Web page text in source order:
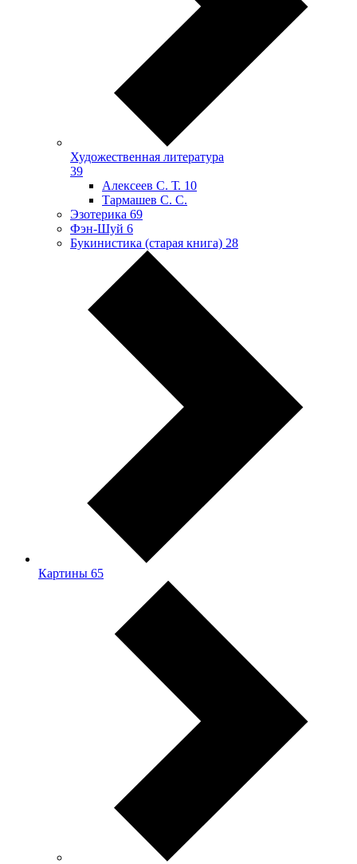
Художественная литература
39
Алексеев С. Т. 10
Тармашев С. С.
Эзотерика 69
Фэн-Шуй 6
Букинистика (старая книга) 28
Картины 65